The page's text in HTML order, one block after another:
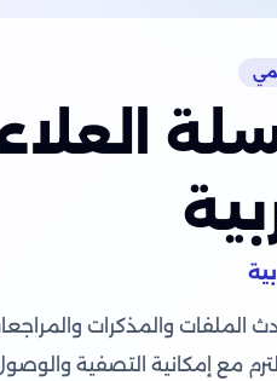
الملفات والمذكرات
مع إمكانية التصفية